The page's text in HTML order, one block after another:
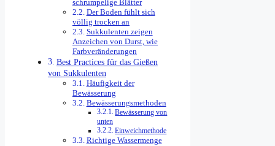
schrumpelige Blätter
Der Boden fühlt sich
völlig trocken an
Sukkulenten zeigen
Anzeichen von Durst, wie
Farbveränderungen
Best Practices für das Gießen
von Sukkulenten
Häufigkeit der
Bewässerung
Bewässerungsmethoden
Bewässerung von
unten
Einweichmethode
Richtige Wassermenge